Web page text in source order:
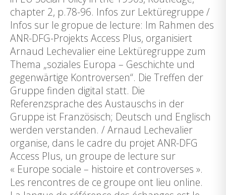
chapter 2, p.78-96. Infos zur Lektüregruppe /
Infos sur le gropue de lecture: Im Rahmen des
ANR-DFG-Projekts Access Plus, organisiert
Arnaud Lechevalier eine Lektüregruppe zum
Thema „soziales Europa – Geschichte und
gegenwärtige Kontroversen“. Die Treffen der
Gruppe finden digital statt. Die
Referenzsprache des Austauschs in der
Gruppe ist Französisch; Deutsch und Englisch
werden verstanden. / Arnaud Lechevalier
organise, dans le cadre du projet ANR-DFG
Access Plus, un groupe de lecture sur
« Europe sociale – histoire et controverses ».
Les rencontres de ce groupe ont lieu online.